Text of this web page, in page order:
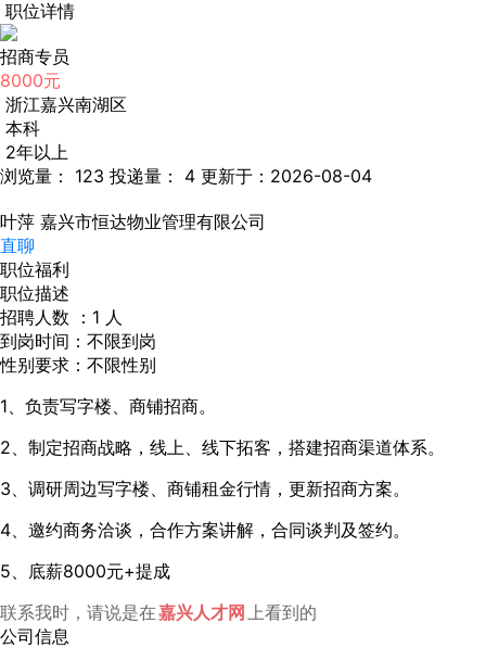
职位详情
招商专员
8000元
浙江嘉兴南湖区
本科
2年以上
浏览量： 123 投递量： 4 更新于：2026-08-04
叶萍 嘉兴市恒达物业管理有限公司
直聊
职位福利
职位描述
招聘人数 ：1 人
到岗时间：不限到岗
性别要求：不限性别
1、负责写字楼、商铺招商。
2、制定招商战略，线上、线下拓客，搭建招商渠道体系。
3、 调研周边写字楼、商铺租金行情，更新招商方案。
4、邀约商务洽谈，合作方案讲解，合同谈判及签约。
5、底薪8000元+提成
联系我时，请说是在嘉兴人才网 上看到的
公司信息